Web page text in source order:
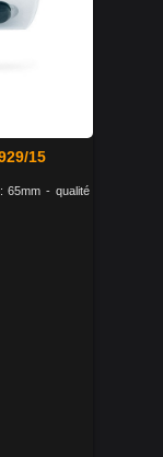
15
65mm - qualité